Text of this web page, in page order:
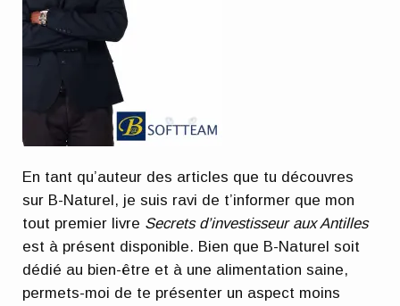
En tant qu’auteur des articles que tu découvres
sur B-Naturel, je suis ravi de t’informer que mon
tout premier livre Secrets d’investisseur aux Antilles
est à présent disponible. Bien que B-Naturel soit
dédié au bien-être et à une alimentation saine,
permets-moi de te présenter un aspect moins